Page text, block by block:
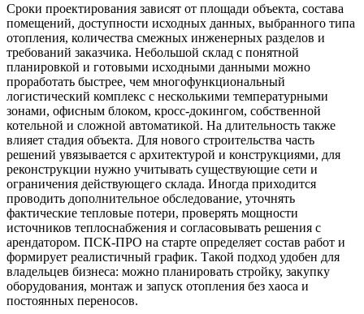
Сроки проектирования зависят от площади объекта, состава
помещений, доступности исходных данных, выбранного типа
отопления, количества смежных инженерных разделов и
требований заказчика. Небольшой склад с понятной
планировкой и готовыми исходными данными можно
проработать быстрее, чем многофункциональный
логистический комплекс с несколькими температурными
зонами, офисным блоком, кросс-докингом, собственной
котельной и сложной автоматикой. На длительность также
влияет стадия объекта. Для нового строительства часть
решений увязывается с архитектурой и конструкциями, для
реконструкции нужно учитывать существующие сети и
ограничения действующего склада. Иногда приходится
проводить дополнительное обследование, уточнять
фактические тепловые потери, проверять мощности
источников теплоснабжения и согласовывать решения с
арендатором. ПСК-ПРО на старте определяет состав работ и
формирует реалистичный график. Такой подход удобен для
владельцев бизнеса: можно планировать стройку, закупку
оборудования, монтаж и запуск отопления без хаоса и
постоянных переносов.